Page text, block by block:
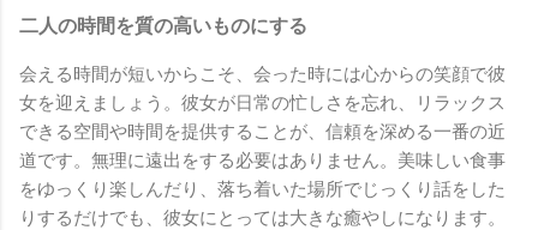
二人の時間を質の高いものにする
会える時間が短いからこそ、会った時には心からの笑顔で彼
女を迎えましょう。彼女が日常の忙しさを忘れ、リラックス
できる空間や時間を提供することが、信頼を深める一番の近
道です。無理に遠出をする必要はありません。美味しい食事
をゆっくり楽しんだり、落ち着いた場所でじっくり話をした
りするだけでも、彼女にとっては大きな癒やしになります。